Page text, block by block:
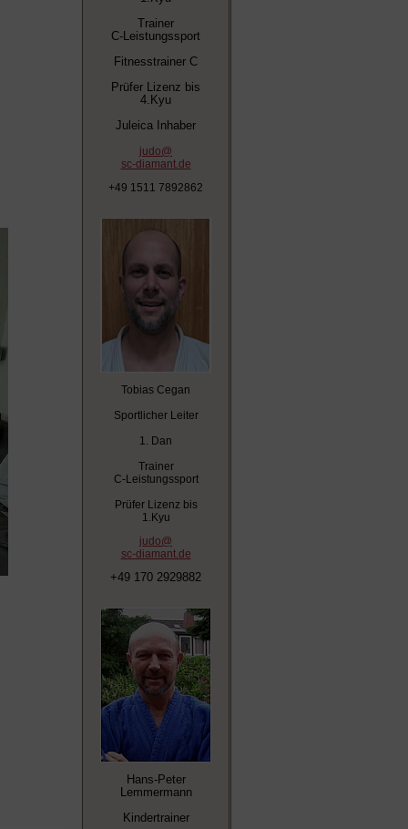
Trainer
C-Leistungssport
Fitnesstrainer C
Prüfer Lizenz bis
4.Kyu
Juleica Inhaber
judo@
sc-diamant.de
+49 1511 7892862
Tobias Cegan
Sportlicher Leiter
1. Dan
Trainer
C-Leistungssport
Prüfer Lizenz bis
1.Kyu
judo@
sc-diamant.de
+49 170 2929882
Hans-Peter
Lemmermann
Kindertrainer